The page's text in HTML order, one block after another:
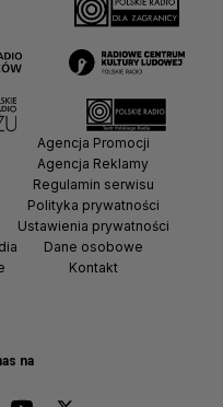
na
Agencja Promocji
Agencja Reklamy
Regulamin serwisu
Polityka prywatności
Ustawienia prywatności
Dane osobowe
Kontakt